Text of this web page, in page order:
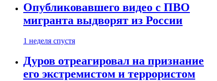
Опубликовавшего видео с ПВО
мигранта выдворят из России
1 неделя спустя
Дуров отреагировал на признание
его экстремистом и террористом